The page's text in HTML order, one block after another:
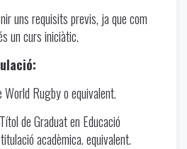
uns requisits previs, ja que com
un curs iniciàtic.
Rugby o equivalent.
de Graduat en Educació
acadèmica. equivalent.